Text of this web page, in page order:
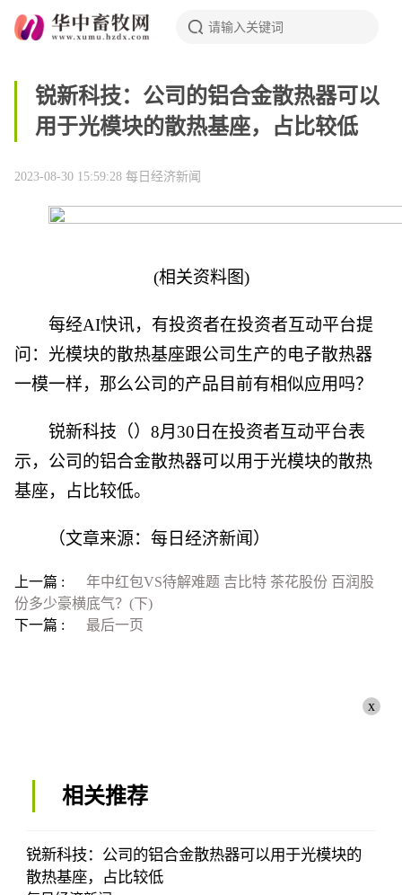
锐新科技：公司的铝合金散热器可以
用于光模块的散热基座，占比较低
2023-08-30 15:59:28 每日经济新闻
(相关资料图)
每经AI快讯，有投资者在投资者互动平台提
问：光模块的散热基座跟公司生产的电子散热器
一模一样，那么公司的产品目前有相似应用吗？
锐新科技（）8月30日在投资者互动平台表
示，公司的铝合金散热器可以用于光模块的散热
基座，占比较低。
（文章来源：每日经济新闻）
上一篇 :
年中红包VS待解难题 吉比特 茶花股份 百润股
份多少豪横底气？(下)
下一篇 :
最后一页
x
相关推荐
锐新科技：公司的铝合金散热器可以用于光模块的
散热基座，占比较低